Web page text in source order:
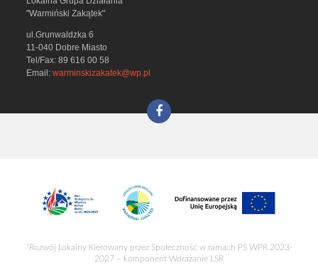
"Warmiński Zakątek"
ul.Grunwaldzka 6
11-040 Dobre Miasto
Tel/Fax: 89 616 00 58
Email:warminskizakatek@wp.pl
"Rozwój Lokalny Kierowany przez Społeczność w ramach PS WPR 2023-
2027 – komponent Wdrażanie LSR